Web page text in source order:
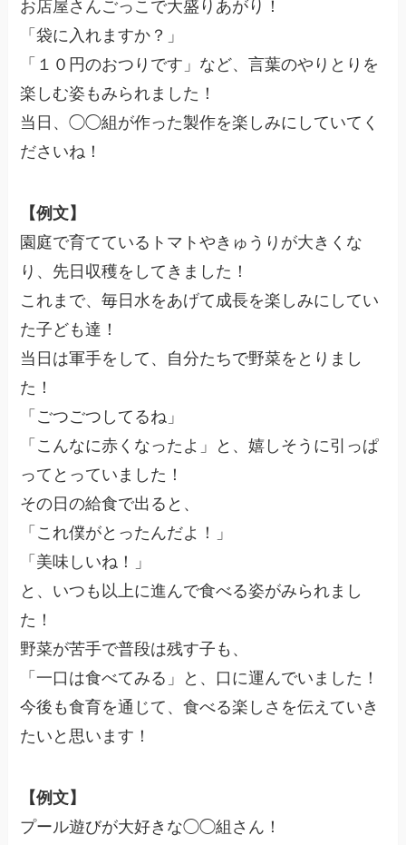
お店屋さんごっこで大盛りあがり！
「袋に入れますか？」
「１０円のおつりです」など、言葉のやりとりを
楽しむ姿もみられました！
当日、◯◯組が作った製作を楽しみにしていてく
ださいね！
【例文】
園庭で育てているトマトやきゅうりが大きくな
り、先日収穫をしてきました！
これまで、毎日水をあげて成長を楽しみにしてい
た子ども達！
当日は軍手をして、自分たちで野菜をとりまし
た！
「ごつごつしてるね」
「こんなに赤くなったよ」と、嬉しそうに引っぱ
ってとっていました！
その日の給食で出ると、
「これ僕がとったんだよ！」
「美味しいね！」
と、いつも以上に進んで食べる姿がみられまし
た！
野菜が苦手で普段は残す子も、
「一口は食べてみる」と、口に運んでいました！
今後も食育を通じて、食べる楽しさを伝えていき
たいと思います！
【例文】
プール遊びが大好きな◯◯組さん！